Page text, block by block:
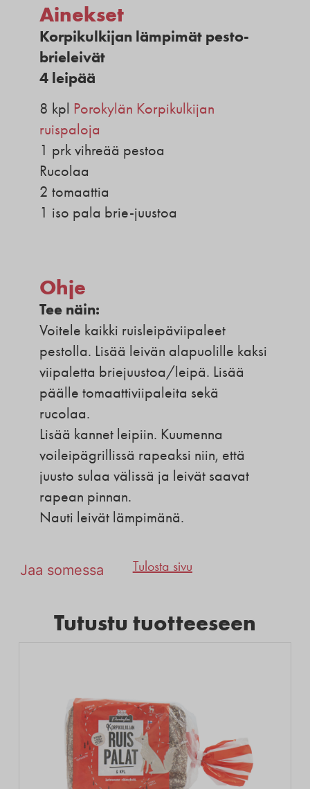
Ainekset
Korpikulkijan lämpimät pesto-
brieleivät
4 leipää
8 kpl Porokylän Korpikulkijan
ruispaloja
1 prk vihreää pestoa
Rucolaa
2 tomaattia
1 iso pala brie-juustoa
Ohje
Tee näin:
Voitele kaikki ruisleipäviipaleet
pestolla. Lisää leivän alapuolille kaksi
viipaletta briejuustoa/leipä. Lisää
päälle tomaattiviipaleita sekä
rucolaa.
Lisää kannet leipiin. Kuumenna
voileipägrillissä rapeaksi niin, että
juusto sulaa välissä ja leivät saavat
rapean pinnan.
Nauti leivät lämpimänä.
Jaa somessa Tulosta sivu
Tutustu tuotteeseen